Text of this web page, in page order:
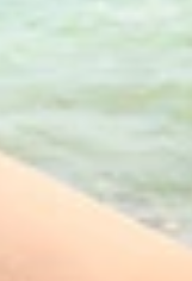
グラビアが掲載さ